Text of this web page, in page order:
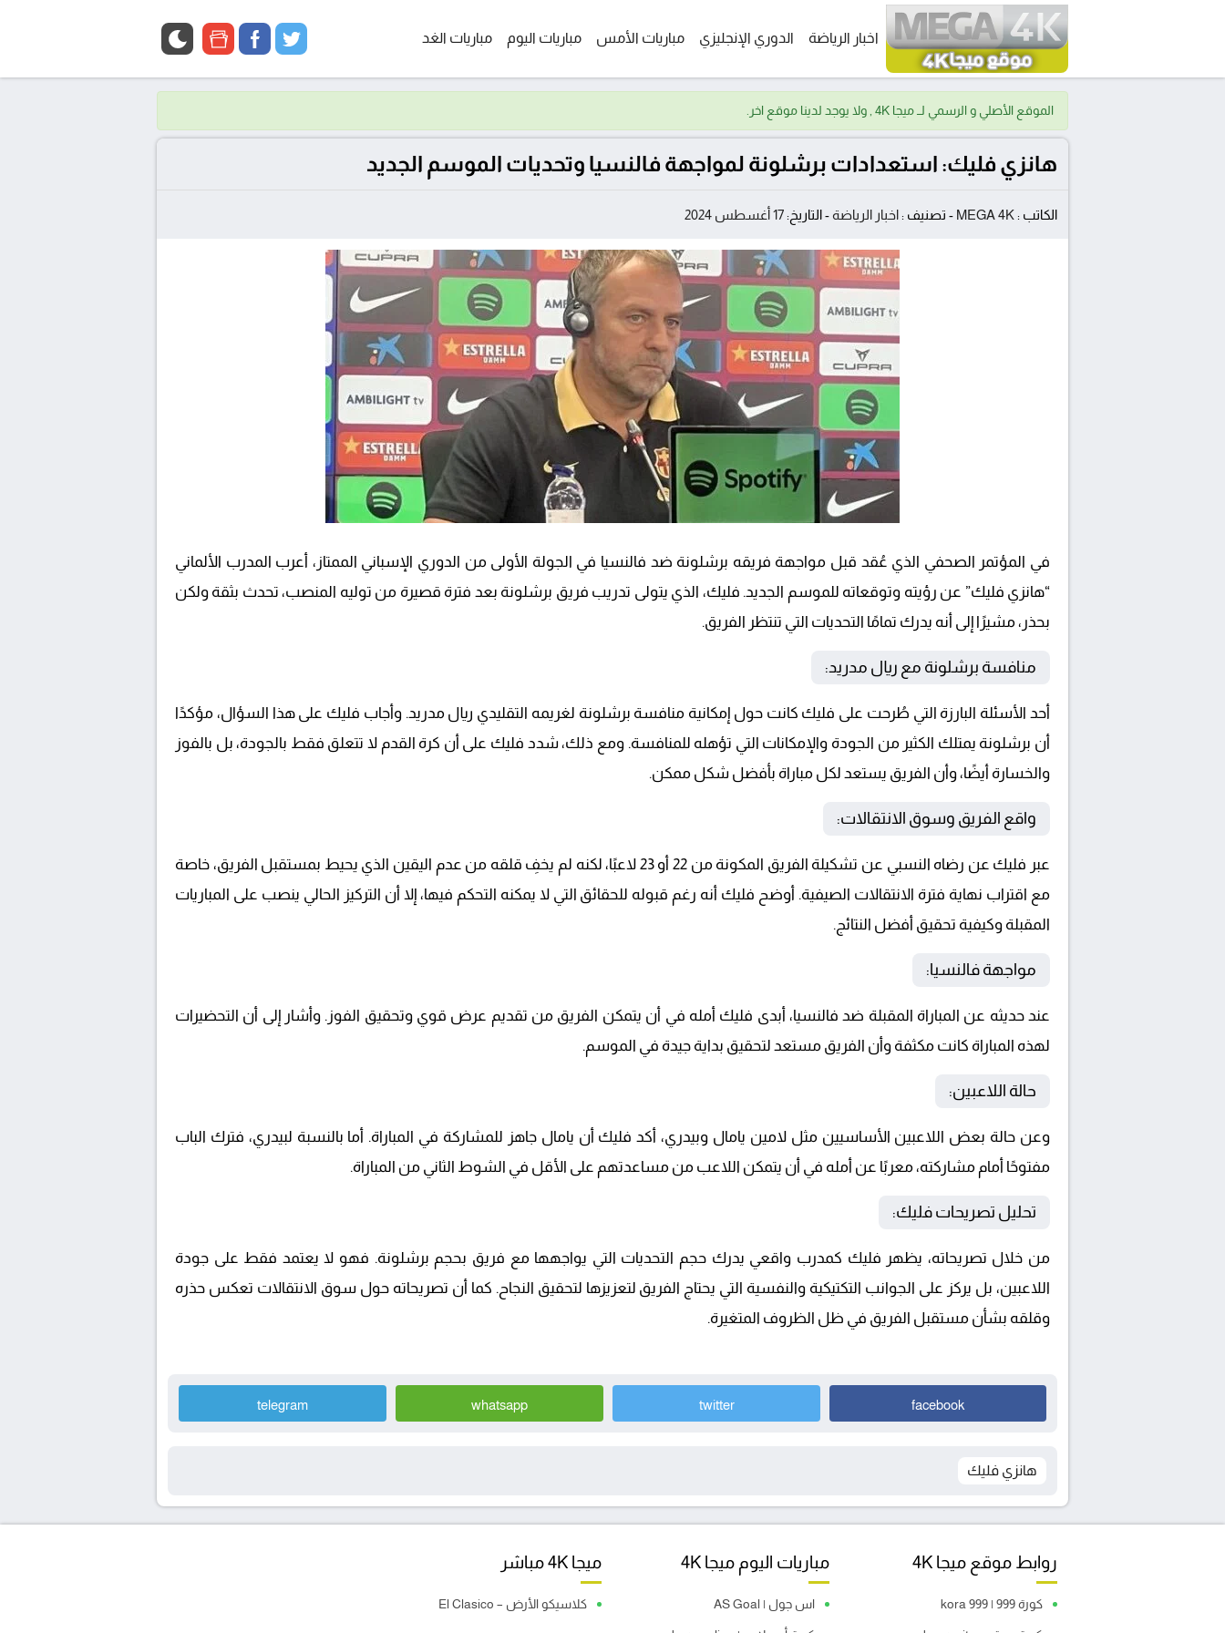
اخبار الرياضة الدوري الإنجليزي مباريات الأمس مباريات اليوم مباريات الغد twitter
facebook
google
الموقع الأصلي و الرسمي لــ ميجا 4K , ولا يوجد لدينا موقع اخر.
هانزي فليك: استعدادات برشلونة لمواجهة فالنسيا وتحديات الموسم الجديد
الكاتب :MEGA 4K
- تصنيف :اخبار الرياضة-التاريخ:17 أغسطس 2024
في المؤتمر الصحفي الذي عُقد قبل مواجهة فريقه برشلونة ضد فالنسيا في الجولة الأولى من الدوري الإسباني الممتاز، أعرب المدرب الألماني
“هانزي فليك” عن رؤيته وتوقعاته للموسم الجديد. فليك، الذي يتولى تدريب فريق برشلونة بعد فترة قصيرة من توليه المنصب، تحدث بثقة ولكن
بحذر، مشيرًا إلى أنه يدرك تمامًا التحديات التي تنتظر الفريق.
منافسة برشلونة مع ريال مدريد:
أحد الأسئلة البارزة التي طُرحت على فليك كانت حول إمكانية منافسة برشلونة لغريمه التقليدي ريال مدريد. وأجاب فليك على هذا السؤال، مؤكدًا
أن برشلونة يمتلك الكثير من الجودة والإمكانات التي تؤهله للمنافسة. ومع ذلك، شدد فليك على أن كرة القدم لا تتعلق فقط بالجودة، بل بالفوز
والخسارة أيضًا، وأن الفريق يستعد لكل مباراة بأفضل شكل ممكن.
واقع الفريق وسوق الانتقالات:
عبر فليك عن رضاه النسبي عن تشكيلة الفريق المكونة من 22 أو 23 لاعبًا، لكنه لم يخفِ قلقه من عدم اليقين الذي يحيط بمستقبل الفريق، خاصة
مع اقتراب نهاية فترة الانتقالات الصيفية. أوضح فليك أنه رغم قبوله للحقائق التي لا يمكنه التحكم فيها، إلا أن التركيز الحالي ينصب على المباريات
المقبلة وكيفية تحقيق أفضل النتائج.
مواجهة فالنسيا:
عند حديثه عن المباراة المقبلة ضد فالنسيا، أبدى فليك أمله في أن يتمكن الفريق من تقديم عرض قوي وتحقيق الفوز. وأشار إلى أن التحضيرات
لهذه المباراة كانت مكثفة وأن الفريق مستعد لتحقيق بداية جيدة في الموسم.
حالة اللاعبين:
وعن حالة بعض اللاعبين الأساسيين مثل لامين يامال وبيدري، أكد فليك أن يامال جاهز للمشاركة في المباراة. أما بالنسبة لبيدري، فترك الباب
مفتوحًا أمام مشاركته، معربًا عن أمله في أن يتمكن اللاعب من مساعدتهم على الأقل في الشوط الثاني من المباراة.
تحليل تصريحات فليك:
من خلال تصريحاته، يظهر فليك كمدرب واقعي يدرك حجم التحديات التي يواجهها مع فريق بحجم برشلونة. فهو لا يعتمد فقط على جودة
اللاعبين، بل يركز على الجوانب التكتيكية والنفسية التي يحتاج الفريق لتعزيزها لتحقيق النجاح. كما أن تصريحاته حول سوق الانتقالات تعكس حذره
وقلقه بشأن مستقبل الفريق في ظل الظروف المتغيرة.
facebook
twitter
whatsapp
telegram
هانزي فليك
روابط موقع ميجا 4K
كورة 999 | kora 999
مباريات اليوم ميجا 4K
اس جول | AS Goal
ميجا 4K مباشر
كلاسيكو الأرض – El Clasico